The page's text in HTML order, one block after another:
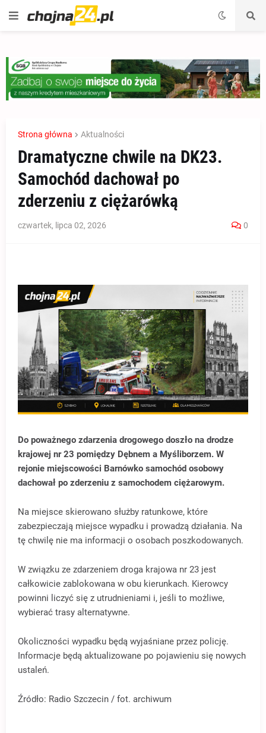
Strona główna Aktualności
Dramatyczne chwile na DK23.
Samochód dachował po
zderzeniu z ciężarówką
czwartek, lipca 02, 2026 0
Do poważnego zdarzenia drogowego doszło na drodze
krajowej nr 23 pomiędzy Dębnem a Myśliborzem. W
rejonie miejscowości Barnówko samochód osobowy
dachował po zderzeniu z samochodem ciężarowym.
Na miejsce skierowano służby ratunkowe, które
zabezpieczają miejsce wypadku i prowadzą działania. Na
tę chwilę nie ma informacji o osobach poszkodowanych.
W związku ze zdarzeniem droga krajowa nr 23 jest
całkowicie zablokowana w obu kierunkach. Kierowcy
powinni liczyć się z utrudnieniami i, jeśli to możliwe,
wybierać trasy alternatywne.
Okoliczności wypadku będą wyjaśniane przez policję.
Informacje będą aktualizowane po pojawieniu się nowych
ustaleń.
Źródło: Radio Szczecin / fot. archiwum